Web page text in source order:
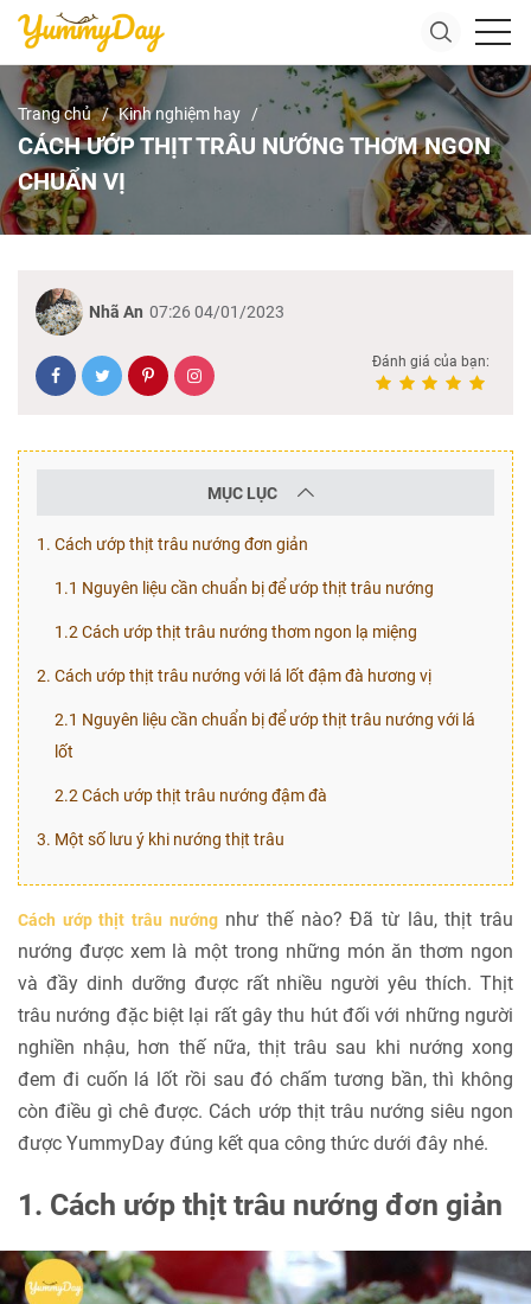
Trang chủ Kinh nghiệm hay
CÁCH ƯỚP THỊT TRÂU NƯỚNG THƠM NGON
CHUẨN VỊ
Nhã An 07:26 04/01/2023
Đánh giá của bạn:
MỤC LỤC
1. Cách ướp thịt trâu nướng đơn giản
1.1 Nguyên liệu cần chuẩn bị để ướp thịt trâu nướng
1.2 Cách ướp thịt trâu nướng thơm ngon lạ miệng
2. Cách ướp thịt trâu nướng với lá lốt đậm đà hương vị
2.1 Nguyên liệu cần chuẩn bị để ướp thịt trâu nướng với lá
lốt
2.2 Cách ướp thịt trâu nướng đậm đà
3. Một số lưu ý khi nướng thịt trâu
Cách ướp thịt trâu nướngnhư thế nào? Đã từ lâu, thịt trâu
nướng được xem là một trong những món ăn thơm ngon
và đầy dinh dưỡng được rất nhiều người yêu thích. Thịt
trâu nướng đặc biệt lại rất gây thu hút đối với những người
nghiền nhậu, hơn thế nữa, thịt trâu sau khi nướng xong
đem đi cuốn lá lốt rồi sau đó chấm tương bần, thì không
còn điều gì chê được. Cách ướp thịt trâu nướng siêu ngon
được YummyDay đúng kết qua công thức dưới đây nhé.
1. Cách ướp thịt trâu nướng đơn giản